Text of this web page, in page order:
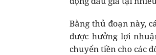
Bằng thủ đoạn này,
được hưởng lợi
chuyển tiền cho các